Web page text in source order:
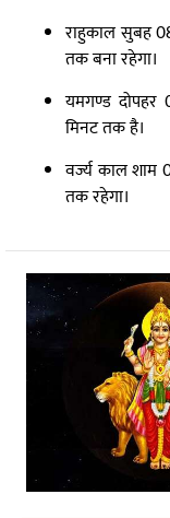
राहुकाल सुबह
तक बना रहेगा।
यमगण्ड
मिनट तक है।
वर्ज्य काल
तक रहेगा।